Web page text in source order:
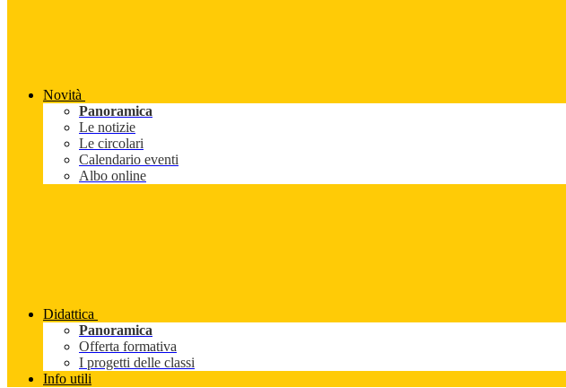
Novità
Panoramica
Le notizie
Le circolari
Calendario eventi
Albo online
Didattica
Panoramica
Offerta formativa
I progetti delle classi
Info utili